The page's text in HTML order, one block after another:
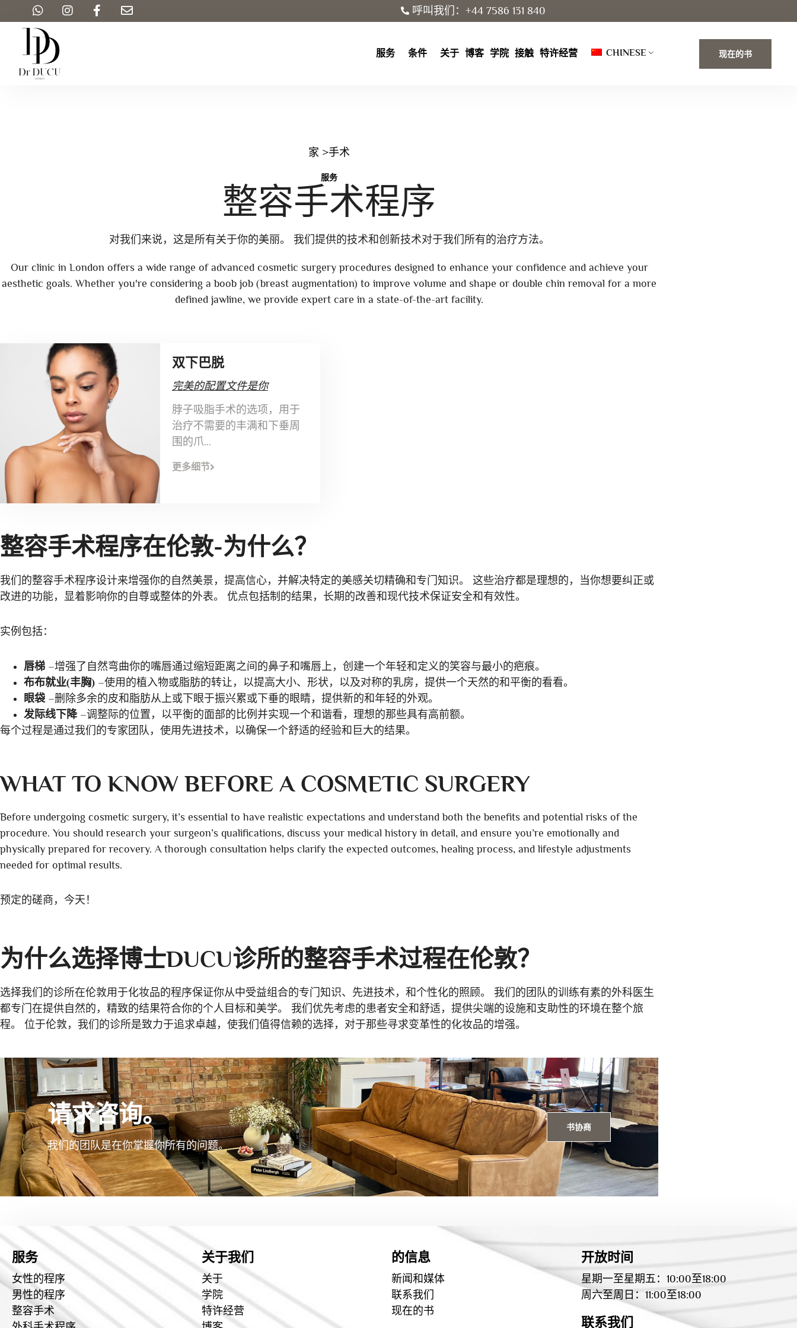
呼叫我们：+44 7586 131 840
服务 条件 关于 博客 学院 接触 特许经营 CHINESE 现在的书
家 >手术
服务
整容手术程序
对我们来说，这是所有关于你的美丽。 我们提供的技术和创新技术对于我们所有的治疗方法。
Our clinic in London offers a wide range of advanced cosmetic surgery procedures designed to enhance your confidence and achieve your
aesthetic goals. Whether you're considering a boob job (breast augmentation) to improve volume and shape or double chin removal for a more
defined jawline, we provide expert care in a state-of-the-art facility.
双下巴脱
完美的配置文件是你
脖子吸脂手术的选项，用于
治疗不需要的丰满和下垂周
围的爪...
更多细节
整容手术程序在伦敦-为什么？
我们的整容手术程序设计来增强你的自然美景，提高信心，并解决特定的美感关切精确和专门知识。 这些治疗都是理想的，当你想要纠正或
改进的功能，显着影响你的自尊或整体的外表。 优点包括制的结果，长期的改善和现代技术保证安全和有效性。
实例包括：
唇梯 –增强了自然弯曲你的嘴唇通过缩短距离之间的鼻子和嘴唇上，创建一个年轻和定义的笑容与最小的疤痕。
布布就业(丰胸) –使用的植入物或脂肪的转让，以提高大小、形状，以及对称的乳房，提供一个天然的和平衡的看看。
眼袋–删除多余的皮和脂肪从上或下眼于振兴累或下垂的眼睛，提供新的和年轻的外观。
发际线下降–调整际的位置，以平衡的面部的比例并实现一个和谐看，理想的那些具有高前额。
每个过程是通过我们的专家团队，使用先进技术，以确保一个舒适的经验和巨大的结果。
WHAT TO KNOW BEFORE A COSMETIC SURGERY
Before undergoing cosmetic surgery, it’s essential to have realistic expectations and understand both the benefits and potential risks of the
procedure. You should research your surgeon’s qualifications, discuss your medical history in detail, and ensure you’re emotionally and
physically prepared for recovery. A thorough consultation helps clarify the expected outcomes, healing process, and lifestyle adjustments
needed for optimal results.
预定的磋商，今天！
为什么选择博士DUCU诊所的整容手术过程在伦敦？
选择我们的诊所在伦敦用于化妆品的程序保证你从中受益组合的专门知识、先进技术，和个性化的照顾。 我们的团队的训练有素的外科医生
都专门在提供自然的，精致的结果符合你的个人目标和美学。 我们优先考虑的患者安全和舒适，提供尖端的设施和支助性的环境在整个旅
程。 位于伦敦，我们的诊所是致力于追求卓越，使我们值得信赖的选择，对于那些寻求变革性的化妆品的增强。
请求咨询。
我们的团队是在你掌握你所有的问题。
书协商
服务
女性的程序
男性的程序
整容手术
关于我们
关于
学院
特许经营
的信息
新闻和媒体
联系我们
现在的书
开放时间
星期一至星期五：10:00至18:00
周六至周日：11:00至18:00
联系我们